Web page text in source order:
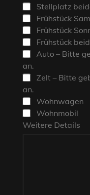
Stellplatz
Frühstück
Frühstück
Frühstück
Auto – Bitte
an.
Zelt – Bitte
an.
Wohnwagen
Wohnmobil
Weitere Details